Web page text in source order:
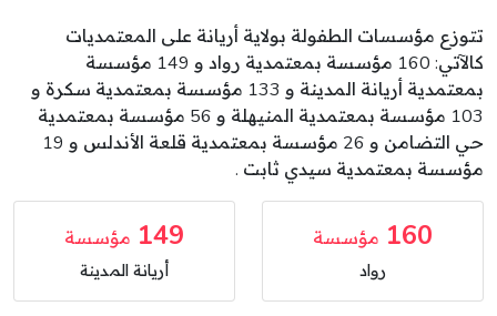
تتوزع مؤسسات الطفولة بولاية أريانة على المعتمديات
كالآتي: 160 مؤسسة بمعتمدية رواد و 149 مؤسسة
بمعتمدية أريانة المدينة و 133 مؤسسة بمعتمدية سكرة و
103 مؤسسة بمعتمدية المنيهلة و 56 مؤسسة بمعتمدية
حي التضامن و 26 مؤسسة بمعتمدية قلعة الأندلس و 19
مؤسسة بمعتمدية سيدي ثابت .
160 مؤسسة
رواد
149 مؤسسة
أريانة المدينة